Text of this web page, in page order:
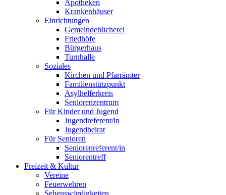
Apotheken
Krankenhäuser
Einrichtungen
Gemeindebücherei
Friedhöfe
Bürgerhaus
Turnhalle
Soziales
Kirchen und Pfarrämter
Familienstützpunkt
Asylhelferkreis
Seniorenzentrum
Für Kinder und Jugend
Jugendreferent/in
Jugendbeirat
Für Senioren
Seniorenreferent/in
Seniorentreff
Freizeit & Kultur
Vereine
Feuerwehren
Sehenswürdigkeiten